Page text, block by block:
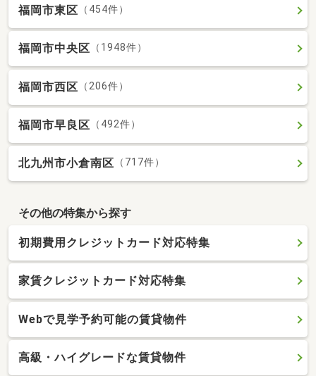
福岡市東区 （454件）
福岡市中央区 （1948件）
福岡市西区 （206件）
福岡市早良区 （492件）
北九州市小倉南区 （717件）
その他の特集から探す
初期費用クレジットカード対応特集
家賃クレジットカード対応特集
Webで見学予約可能の賃貸物件
高級・ハイグレードな賃貸物件